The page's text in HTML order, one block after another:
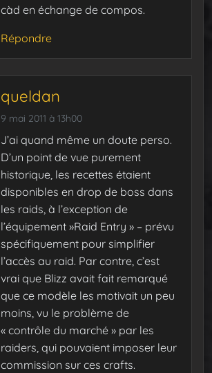
càd en échange de compos.
Répondre
queldan
9 mai 2011 à 13h00
J’ai quand même un doute perso.
D’un point de vue purement
historique, les recettes étaient
disponibles en drop de boss dans
les raids, à l’exception de
l’équipement »Raid Entry » – prévu
spécifiquement pour simplifier
l’accès au raid. Par contre, c’est
vrai que Blizz avait fait remarqué
que ce modèle les motivait un peu
moins, vu le problème de
« contrôle du marché » par les
raiders, qui pouvaient imposer leur
commission sur ces crafts.